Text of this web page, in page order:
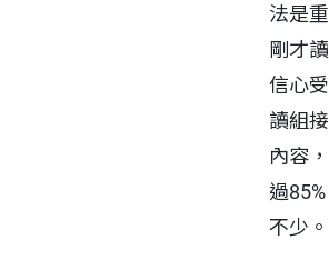
法是
剛才
信心
讀組
內容
過
不少。